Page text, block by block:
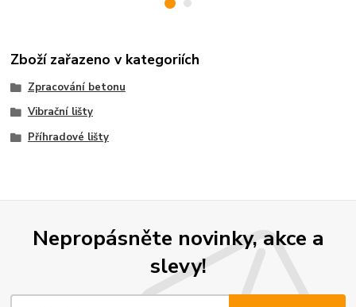
Zboží zařazeno v kategoriích
Zpracování betonu
Vibrační lišty
Příhradové lišty
Nepropásněte novinky, akce a
slevy!